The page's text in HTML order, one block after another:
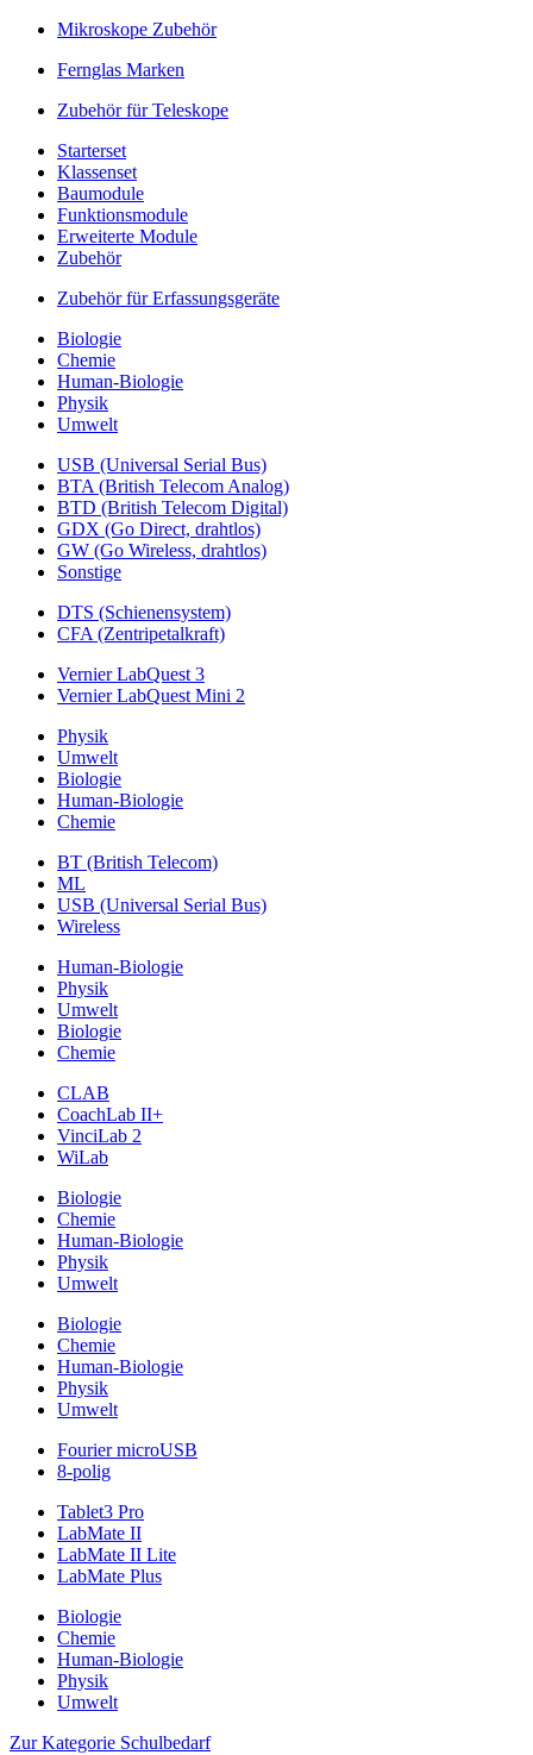
Mikroskope Zubehör
Fernglas Marken
Zubehör für Teleskope
Starterset
Klassenset
Baumodule
Funktionsmodule
Erweiterte Module
Zubehör
Zubehör für Erfassungsgeräte
Biologie
Chemie
Human-Biologie
Physik
Umwelt
USB (Universal Serial Bus)
BTA (British Telecom Analog)
BTD (British Telecom Digital)
GDX (Go Direct, drahtlos)
GW (Go Wireless, drahtlos)
Sonstige
DTS (Schienensystem)
CFA (Zentripetalkraft)
Vernier LabQuest 3
Vernier LabQuest Mini 2
Physik
Umwelt
Biologie
Human-Biologie
Chemie
BT (British Telecom)
ML
USB (Universal Serial Bus)
Wireless
Human-Biologie
Physik
Umwelt
Biologie
Chemie
CLAB
CoachLab II+
VinciLab 2
WiLab
Biologie
Chemie
Human-Biologie
Physik
Umwelt
Biologie
Chemie
Human-Biologie
Physik
Umwelt
Fourier microUSB
8-polig
Tablet3 Pro
LabMate II
LabMate II Lite
LabMate Plus
Biologie
Chemie
Human-Biologie
Physik
Umwelt
Zur Kategorie Schulbedarf